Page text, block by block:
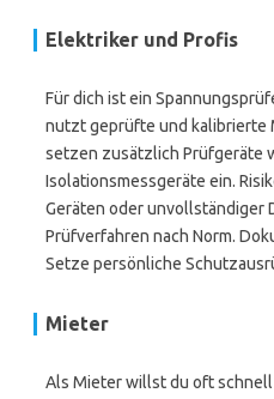
Elektriker und Profis
Für dich ist ein
nutzt geprüfte und kalibrierte
setzen zusätzlich Prüfgeräte
Isolationsmessgeräte ein.
Geräten oder unvollständiger
Prüfverfahren nach Norm.
Setze persönliche
Mieter
Als Mieter willst du oft